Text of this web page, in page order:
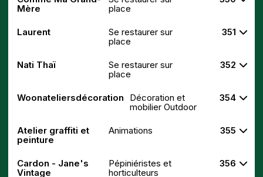
Mère
place
Laurent
Se restaurer sur
place
351
Nati Thaï
Se restaurer sur
place
352
Woonateliersdécoration
Décoration et
mobilier Outdoor
354
Atelier graffiti et
peinture
Animations 355
Cardon - Jane's
Vintage
Pépiniéristes et
horticulteurs
356